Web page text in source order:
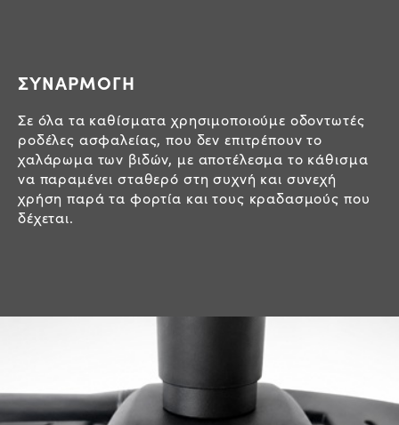
ΣΥΝΑΡΜΟΓΗ
Σε όλα τα καθίσματα χρησιμοποιούμε οδοντωτές
ροδέλες ασφαλείας, που δεν επιτρέπουν το
χαλάρωμα των βιδών, με αποτέλεσμα το κάθισμα
να παραμένει σταθερό στη συχνή και συνεχή
χρήση παρά τα φορτία και τους κραδασμούς που
δέχεται.